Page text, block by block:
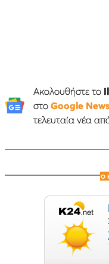
Ακολουθήστε το
στο Google News
τελευταία νέα
Ο